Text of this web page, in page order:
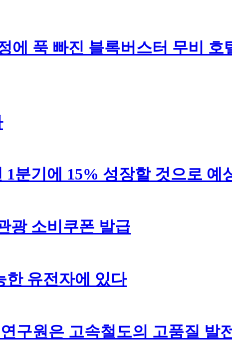
에 푹 빠진 블록버스터 무비 호
분기에 15% 성장할 것으로 예
광 소비쿠폰 발급
한 유전자에 있다
구원은 고속철도의 고품질 발